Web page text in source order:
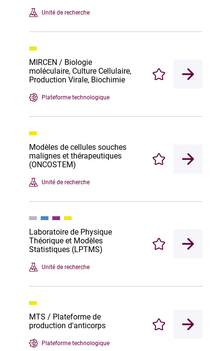
Unité de recherche
MIRCEN / Biologie
moléculaire, Culture Cellulaire,
Production Virale, Biochimie
Plateforme technologique
Enregistrer
Modèles de cellules souches
malignes et thérapeutiques
(ONCOSTEM)
Unité de recherche
Enregistrer
Laboratoire de Physique
Théorique et Modèles
Statistiques (LPTMS)
Unité de recherche
Enregistrer
MTS / Plateforme de
production d'anticorps
Plateforme technologique
Enregistrer